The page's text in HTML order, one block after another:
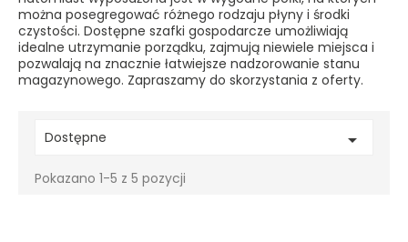
można posegregować różnego rodzaju płyny i środki
czystości. Dostępne szafki gospodarcze umożliwiają
idealne utrzymanie porządku, zajmują niewiele miejsca i
pozwalają na znacznie łatwiejsze nadzorowanie stanu
magazynowego. Zapraszamy do skorzystania z oferty.
Dostępne 
Pokazano 1-5 z 5 pozycji